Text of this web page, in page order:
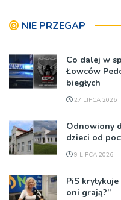
NIE PRZEGAP
Co dalej w
Łowców
biegłych
27 LIPCA 2026
Odnowiony
dzieci od
9 LIPCA 2026
PiS
oni grają?”